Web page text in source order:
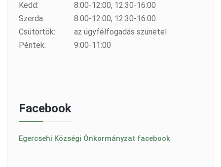
Kedd:
8:00-12:00, 12:30-16:00
Szerda:
8:00-12:00, 12:30-16:00
Csütörtök:
az ügyfélfogadás szünetel
Péntek:
9:00-11:00
Facebook
Egercsehi Községi Önkormányzat facebook